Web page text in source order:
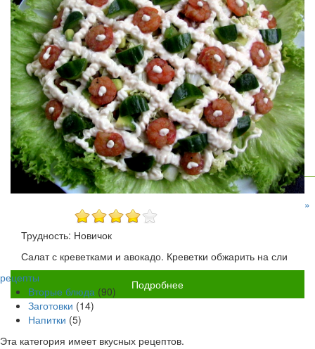
Трудность: Новичок
Салат с креветками и авокадо. Креветки обжарить на сли
Подробнее
»
рецепты
Вторые блюда (90)
Заготовки (14)
Напитки (5)
Эта категория имеет вкусных рецептов.